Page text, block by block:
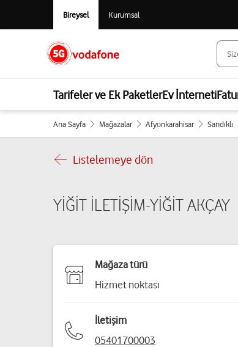
Bireysel Kurumsal
Tarifeler ve Ek PaketlerEv İnterneti
Ana Sayfa Mağazalar Afyonkarahisar Sandıklı
Listelemeye dön
YİĞİT İLETİŞİM-YİĞİT AKÇAY
Mağaza türü
Hizmet noktası
İletişim
05401700003